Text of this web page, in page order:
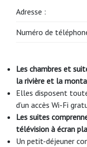
Adresse :
Numéro de
Les chambres et
la rivière et la
Elles disposent
d’un accès Wi-Fi
Les suites
télévision à écran
Un petit-déjeuner